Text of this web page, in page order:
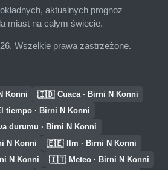
aktualnych prognoz
miast na całym świecie.
Wszelkie prawa zastrzeżone.
Konni 🇮🇩 Cuaca · Birni N Konni
tiempo · Birni N Konni
durumu · Birni N Konni
N Konni 🇪🇪 Ilm · Birni N Konni
N Konni 🇮🇹 Meteo · Birni N Konni